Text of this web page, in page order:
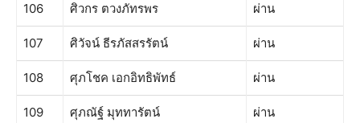
106 ศิวกร ตวงภัทรพร ผ่าน
107 ศิวัจน์ ธีรภัสสรรัตน์ ผ่าน
108 ศุภโชค เอกอิทธิพัทธ์ ผ่าน
109 ศุภณัฐ์ มุททารัตน์ ผ่าน